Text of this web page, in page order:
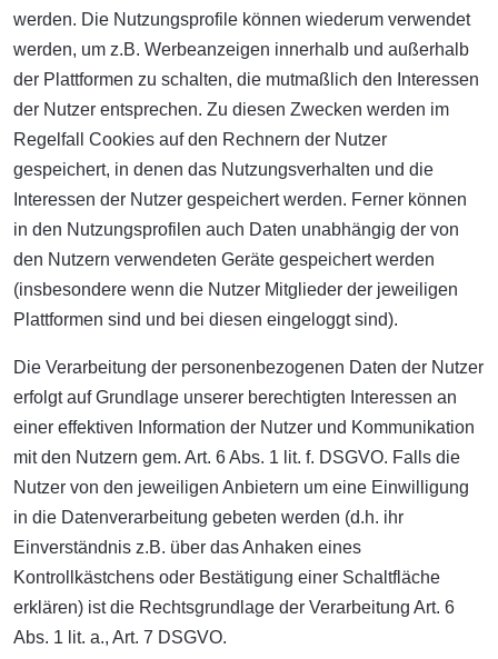
werden. Die Nutzungsprofile können wiederum verwendet
werden, um z.B. Werbeanzeigen innerhalb und außerhalb
der Plattformen zu schalten, die mutmaßlich den Interessen
der Nutzer entsprechen. Zu diesen Zwecken werden im
Regelfall Cookies auf den Rechnern der Nutzer
gespeichert, in denen das Nutzungsverhalten und die
Interessen der Nutzer gespeichert werden. Ferner können
in den Nutzungsprofilen auch Daten unabhängig der von
den Nutzern verwendeten Geräte gespeichert werden
(insbesondere wenn die Nutzer Mitglieder der jeweiligen
Plattformen sind und bei diesen eingeloggt sind).
Die Verarbeitung der personenbezogenen Daten der Nutzer
erfolgt auf Grundlage unserer berechtigten Interessen an
einer effektiven Information der Nutzer und Kommunikation
mit den Nutzern gem. Art. 6 Abs. 1 lit. f. DSGVO. Falls die
Nutzer von den jeweiligen Anbietern um eine Einwilligung
in die Datenverarbeitung gebeten werden (d.h. ihr
Einverständnis z.B. über das Anhaken eines
Kontrollkästchens oder Bestätigung einer Schaltfläche
erklären) ist die Rechtsgrundlage der Verarbeitung Art. 6
Abs. 1 lit. a., Art. 7 DSGVO.